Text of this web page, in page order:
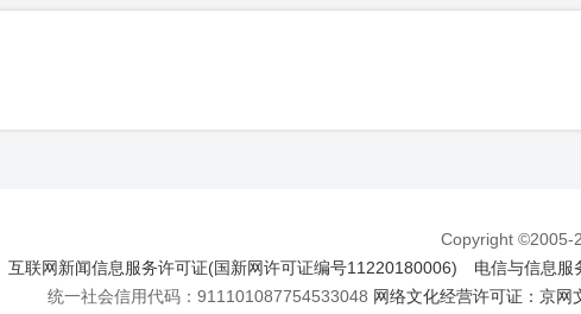
Copyright ©2005-
互联网新闻信息服务许可证(国新网许可证编号11220180006)
电信与信息服
统一社会信用代码：911101087754533048 网络文化经营许可证：京